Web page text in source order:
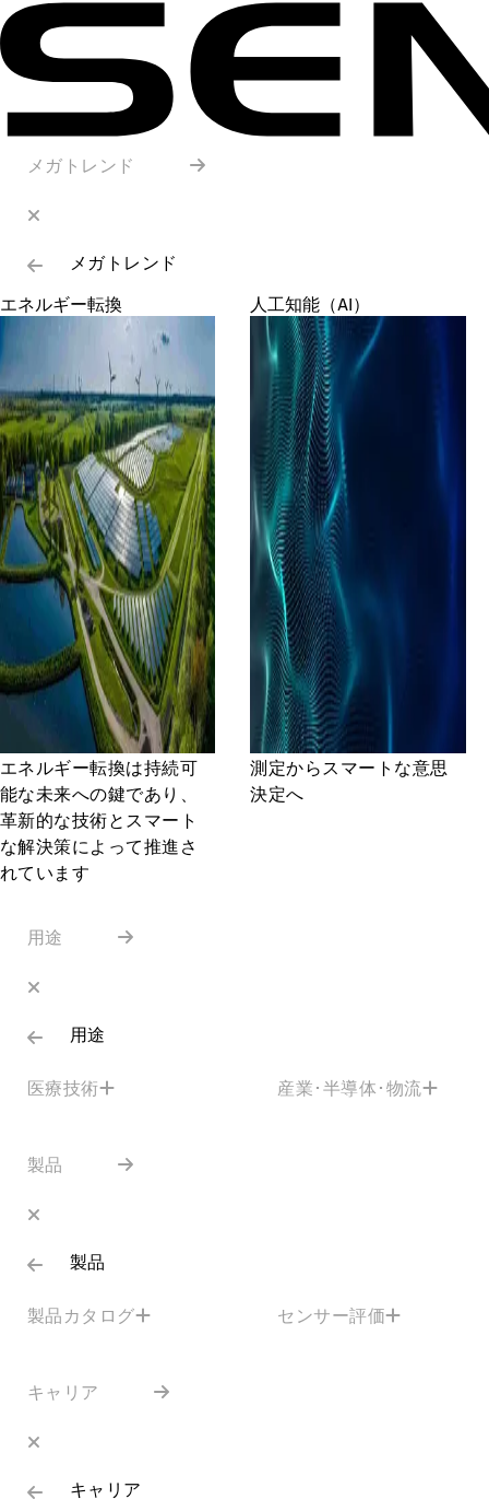
メガトレンド
メガトレンド
エネルギー転換
エネルギー転換は持続可
能な未来への鍵であり、
革新的な技術とスマート
な解決策によって推進さ
れています
人工知能（AI）
測定からスマートな意思
決定へ
用途
用途
医療技術 産業･半導体･物流
製品
製品
製品カタログ センサー評価
キャリア
キャリア